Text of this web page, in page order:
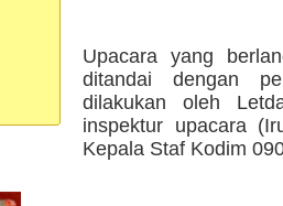
Upacara yang
ditandai dengan
dilakukan oleh
inspektur upacara
Kepala Staf Kodim